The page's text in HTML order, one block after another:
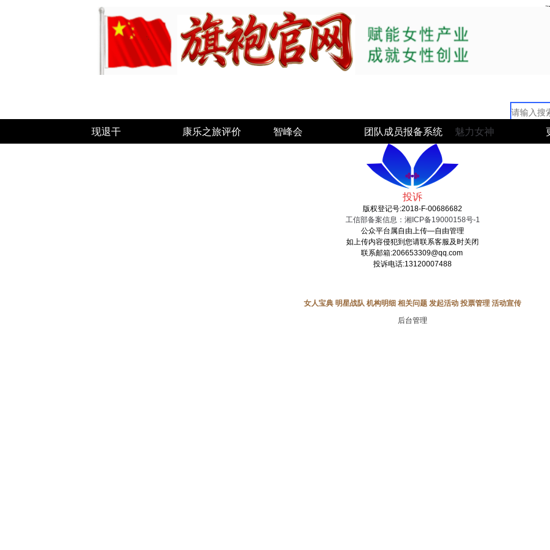
现退干 康乐之旅评价 智峰会 团队成员报备系统 魅力女神
投诉
版权登记号:2018-F-00686682
工信部备案信息：湘ICP备19000158号-1
公众平台属自由上传—自由管理
如上传内容侵犯到您请联系客服及时关闭
联系邮箱:206653309@qq.com
投诉电话:13120007488
女人宝典 明星战队 机构明细 相关问题 发起活动 投票管理 活动宣传
后台管理